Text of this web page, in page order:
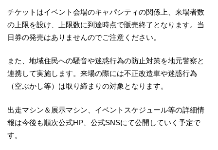
チケットはイベント会場のキャパシティの関係上、来場者数
の上限を設け、上限数に到達時点で販売終了となります。当
日券の発売はありませんのでご注意ください。
また、地域住民への騒音や迷惑行為の防止対策を地元警察と
連携して実施します。来場の際には不正改造車や迷惑行為
（空ぶかし等）は取り締まりの対象となります。
出走マシン＆展示マシン、イベントスケジュール等の詳細情
報は今後も順次公式HP、公式SNSにて公開していく予定で
す。